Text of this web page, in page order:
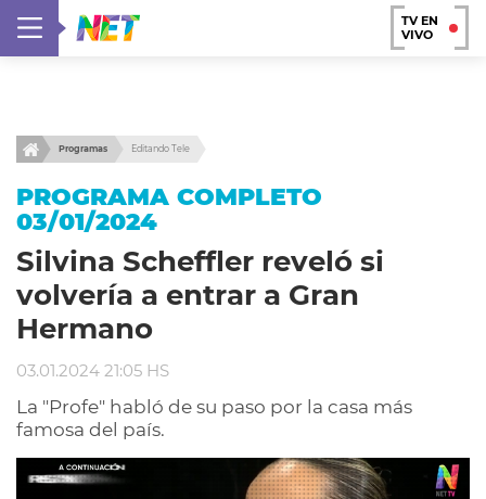
TV EN
VIVO
Programas Editando Tele
PROGRAMA COMPLETO
03/01/2024
Silvina Scheffler reveló si
volvería a entrar a Gran
Hermano
03.01.2024 21:05 HS
La "Profe" habló de su paso por la casa más
famosa del país.